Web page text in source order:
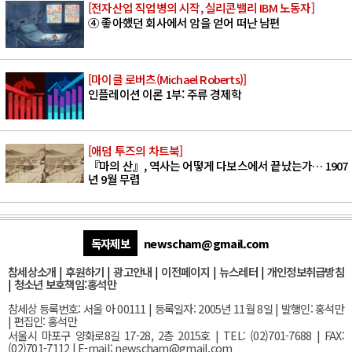
[전자산업 직업병의 시작, 실리콘밸리 IBM 노동자]
④ 좋아했던 회사에서 암을 얻어 떠난 남편
[마이클 로버츠(Michael Roberts)]
인플레이션 이론 1부: 주류 경제학
[애덤 투즈의 차트북]
『마의 산』, 역사는 어떻게 다보스에서 끝났는가… 1907
년 9월 무렵
독자제보
newscham@gmail.com
참세상소개 | 후원하기 |광고안내 | 이전페이지 | 뉴스레터| 개인정보취급방침
| 청소년 보호책임:홍석만
참세상 등록번호: 서울 아 00111 | 등록일자: 2005년 11월 8일 | 발행인: 홍석만
| 편집인: 홍석만
서울시 마포구 양화로8길 17-28, 2층 2015호| TEL: (02)701-7688 | FAX:
(02)701-7112 | E-mail:newscham@gmail.com